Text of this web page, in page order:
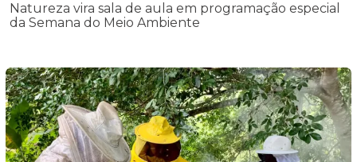
Natureza vira sala de aula em programação especial
da Semana do Meio Ambiente